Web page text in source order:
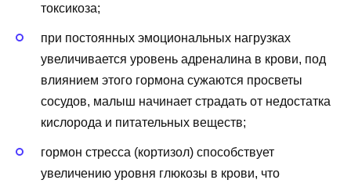
токсикоза;
при постоянных эмоциональных нагрузках
увеличивается уровень адреналина в крови, под
влиянием этого гормона сужаются просветы
сосудов, малыш начинает страдать от недостатка
кислорода и питательных веществ;
гормон стресса (кортизол) способствует
увеличению уровня глюкозы в крови, что